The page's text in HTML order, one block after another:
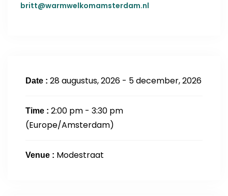
britt@warmwelkomamsterdam.nl
Date : 28 augustus, 2026 - 5 december, 2026
Time : 2:00 pm - 3:30 pm
(Europe/Amsterdam)
Venue : Modestraat